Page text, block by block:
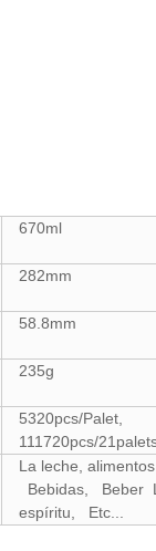
670ml
282mm
58.8mm
235g
5320pcs/Palet,
111720pcs/
La leche,
Bebidas, Beber
espíritu, Etc...